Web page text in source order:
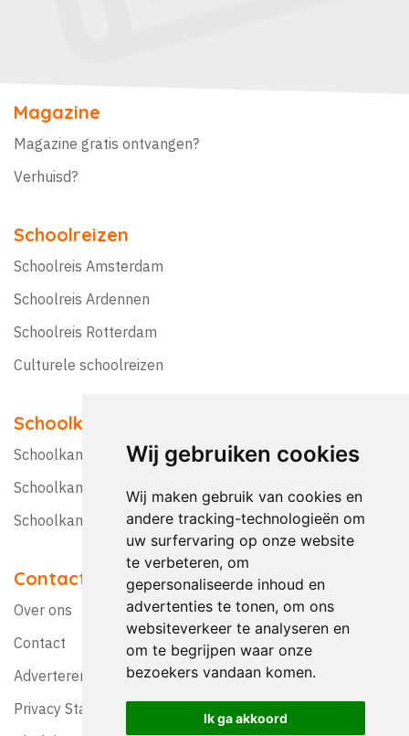
Wij gebruiken cookies
Wij maken gebruik van cookies en
andere tracking-technologieën om
uw surfervaring op onze website
te verbeteren, om
gepersonaliseerde inhoud en
advertenties te tonen, om ons
websiteverkeer te analyseren en
om te begrijpen waar onze
bezoekers vandaan komen.
Ik ga akkoord
Magazine
Magazine gratis ontvangen?
Verhuisd?
Schoolreizen
Schoolreis Amsterdam
Schoolreis Ardennen
Schoolreis Rotterdam
Culturele schoolreizen
Schoolkampen
Schoolkamp Nederland
Schoolkamp België
Schoolkamptips
Contact
Over ons
Contact
Adverteren?
Privacy Statement